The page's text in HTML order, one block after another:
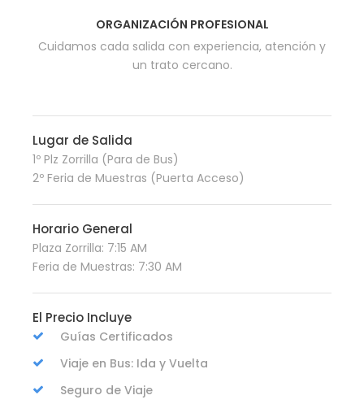
ORGANIZACIÓN PROFESIONAL
Cuidamos cada salida con experiencia, atención y
un trato cercano.
Lugar de Salida
1º Plz Zorrilla (Para de Bus)
2º Feria de Muestras (Puerta Acceso)
Horario General
Plaza Zorrilla: 7:15 AM
Feria de Muestras: 7:30 AM
El Precio Incluye
Guías Certificados
Viaje en Bus: Ida y Vuelta
Seguro de Viaje